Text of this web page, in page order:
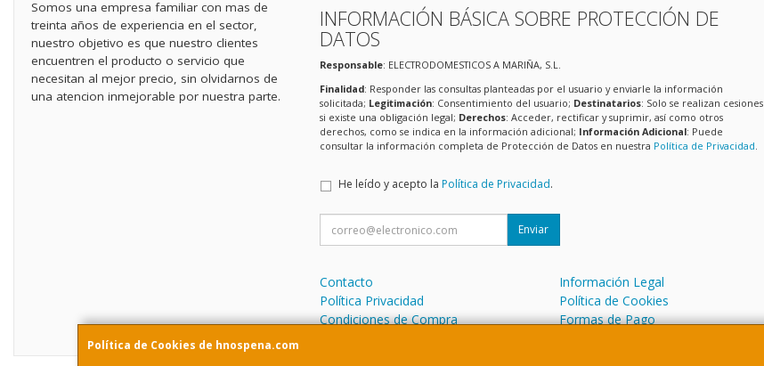
Política de Cookies de hnospena.com
Somos una empresa familiar con mas de
treinta años de experiencia en el sector,
nuestro objetivo es que nuestro clientes
encuentren el producto o servicio que
necesitan al mejor precio, sin olvidarnos de
una atencion inmejorable por nuestra parte.
INFORMACIÓN BÁSICA SOBRE PROTECCIÓN DE
DATOS
Responsable: ELECTRODOMESTICOS A MARIÑA, S.L.
Finalidad: Responder las consultas planteadas por el usuario y enviarle la información
solicitada; Legitimación: Consentimiento del usuario; Destinatarios: Solo se realizan cesiones
si existe una obligación legal; Derechos: Acceder, rectificar y suprimir, así como otros
derechos, como se indica en la información adicional; Información Adicional: Puede
consultar la información completa de Protección de Datos en nuestra Política de Privacidad
He leído y acepto la Política de Privacidad.
Enviar
Contacto
Información Legal
Política Privacidad
Política de Cookies
Condiciones de Compra
Formas de Pago